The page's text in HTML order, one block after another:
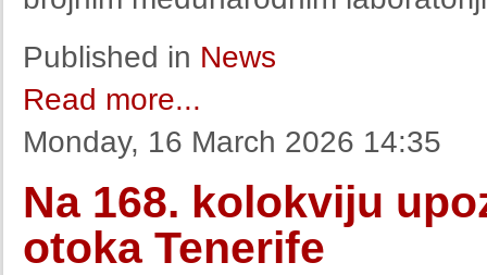
Published in News
Read more...
Monday, 16 March 2026 14:35
Na 168. kolokviju
otoka Tenerife